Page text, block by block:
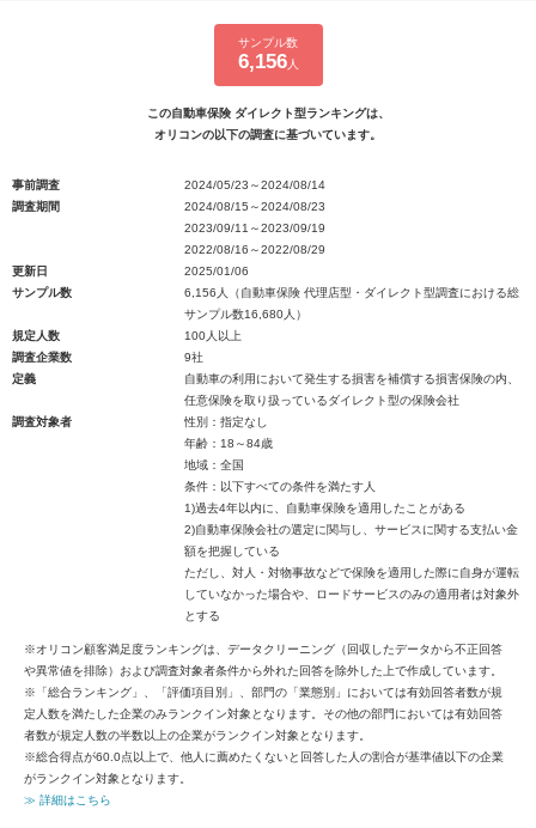
サンプル数
6,156人
この自動車保険 ダイレクト型ランキングは、
オリコンの以下の調査に基づいています。
事前調査
2024/05/23～2024/08/14
調査期間
2024/08/15～2024/08/23
2023/09/11～2023/09/19
2022/08/16～2022/08/29
更新日
2025/01/06
サンプル数
6,156人（自動車保険 代理店型・ダイレクト型調査における総
サンプル数16,680人）
規定人数
100人以上
調査企業数
9社
定義
自動車の利用において発生する損害を補償する損害保険の内、
任意保険を取り扱っているダイレクト型の保険会社
調査対象者
性別：指定なし
年齢：18～84歳
地域：全国
条件：以下すべての条件を満たす人
1)過去4年以内に、自動車保険を適用したことがある
2)自動車保険会社の選定に関与し、サービスに関する支払い金
額を把握している
ただし、対人・対物事故などで保険を適用した際に自身が運転
していなかった場合や、ロードサービスのみの適用者は対象外
とする
※オリコン顧客満足度ランキングは、データクリーニング（回収したデータから不正回答
や異常値を排除）および調査対象者条件から外れた回答を除外した上で作成しています。
※「総合ランキング」、「評価項目別」、部門の「業態別」においては有効回答者数が規
定人数を満たした企業のみランクイン対象となります。その他の部門においては有効回答
者数が規定人数の半数以上の企業がランクイン対象となります。
※総合得点が60.0点以上で、他人に薦めたくないと回答した人の割合が基準値以下の企業
がランクイン対象となります。
≫ 詳細はこちら